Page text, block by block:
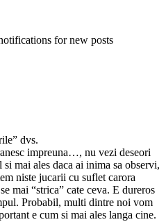
for new posts
dvs.
impreuna…, nu vezi deseori
mai ales daca ai inima sa observi,
niste jucarii cu suflet carora
mai “strica” cate ceva. E dureros
Probabil, multi dintre noi vom
e cum si mai ales langa cine.